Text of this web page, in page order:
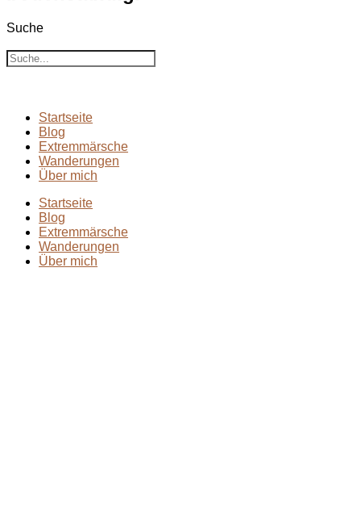
Suche
Startseite
Blog
Extremmärsche
Wanderungen
Über mich
Startseite
Blog
Extremmärsche
Wanderungen
Über mich